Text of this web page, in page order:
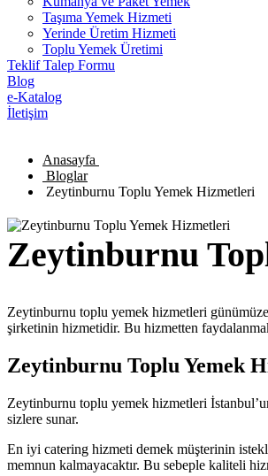
Taşıma Yemek Hizmeti
Yerinde Üretim Hizmeti
Toplu Yemek Üretimi
Teklif Talep Formu
Blog
e-Katalog
İletişim
Anasayfa
Bloglar
Zeytinburnu Toplu Yemek Hizmetleri
Zeytinburnu
Zeytinburnu toplu yemek hizmetleri
şirketinin hizmetidir. Bu hizmetten
Zeytinburnu Toplu Yemek
Zeytinburnu toplu yemek hizmetleri
sizlere sunar.
En iyi catering hizmeti demek müşterinin
memnun kalmayacaktır. Bu sebeple kaliteli